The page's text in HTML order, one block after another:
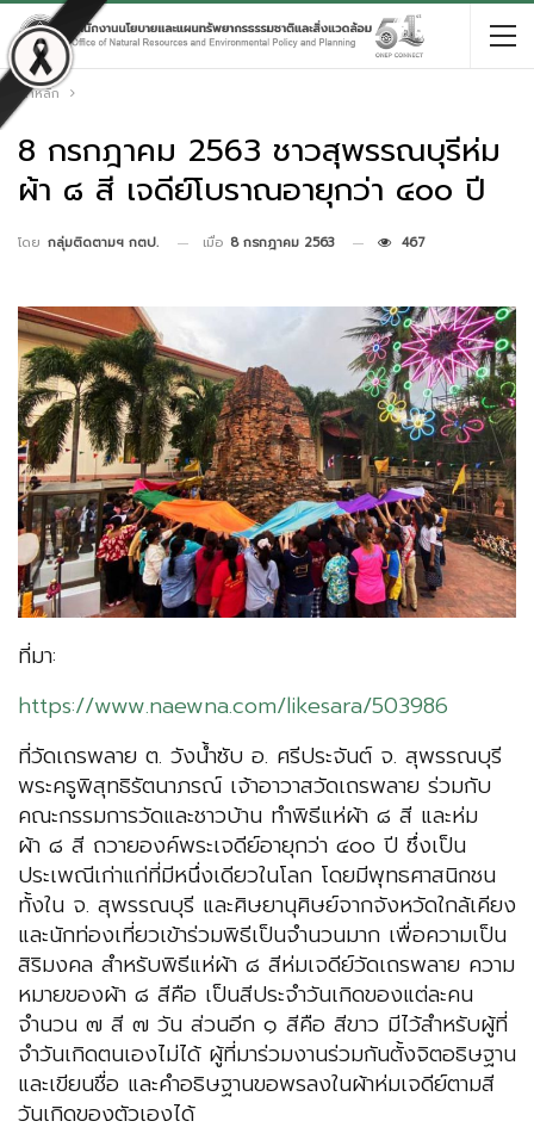
หน้าหลัก
8 กรกฎาคม 2563 ชาวสุพรรณบุรีห่ม
ผ้า ๘ สี เจดีย์โบราณอายุกว่า ๔๐๐ ปี
โดย กลุ่มติดตามฯ กตป. เมื่อ 8 กรกฎาคม 2563 467
ที่มา:
https://www.naewna.com/likesara/503986
ที่วัดเถรพลาย ต. วังน้ำซับ อ. ศรีประจันต์ จ. สุพรรณบุรี
พระครูพิสุทธิรัตนาภรณ์ เจ้าอาวาสวัดเถรพลาย ร่วมกับ
คณะกรรมการวัดและชาวบ้าน ทำพิธีแห่ผ้า ๘ สี และห่ม
ผ้า ๘ สี ถวายองค์พระเจดีย์อายุกว่า ๔๐๐ ปี ซึ่งเป็น
ประเพณีเก่าแก่ที่มีหนึ่งเดียวในโลก โดยมีพุทธศาสนิกชน
ทั้งใน จ. สุพรรณบุรี และศิษยานุศิษย์จากจังหวัดใกล้เคียง
และนักท่องเที่ยวเข้าร่วมพิธีเป็นจำนวนมาก เพื่อความเป็น
สิริมงคล สำหรับพิธีแห่ผ้า ๘ สีห่มเจดีย์วัดเถรพลาย ความ
หมายของผ้า ๘ สีคือ เป็นสีประจำวันเกิดของแต่ละคน
จำนวน ๗ สี ๗ วัน ส่วนอีก ๑ สีคือ สีขาว มีไว้สำหรับผู้ที่
จำวันเกิดตนเองไม่ได้ ผู้ที่มาร่วมงานร่วมกันตั้งจิตอธิษฐาน
และเขียนชื่อ และคำอธิษฐานขอพรลงในผ้าห่มเจดีย์ตามสี
วันเกิดของตัวเองได้